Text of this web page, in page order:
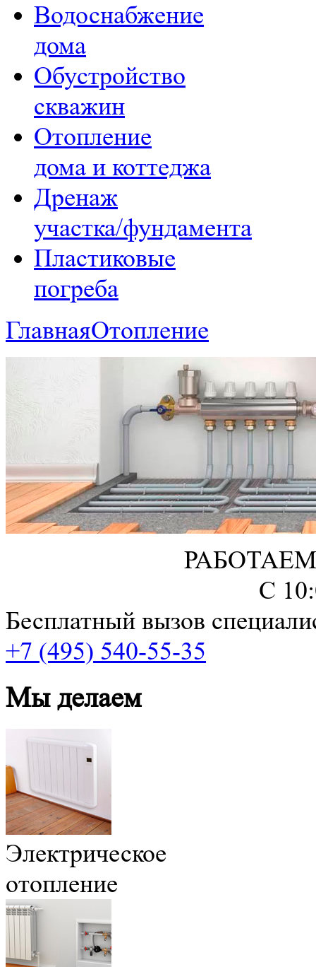
Водоснабжение
дома
Обустройство
скважин
Отопление
дома и коттеджа
Дренаж
участка/фундамента
Пластиковые
погреба
ГлавнаяОтопление
С
Бесплатный вызов
+7 (495) 540-55-35
Мы делаем
Электрическое
отопление